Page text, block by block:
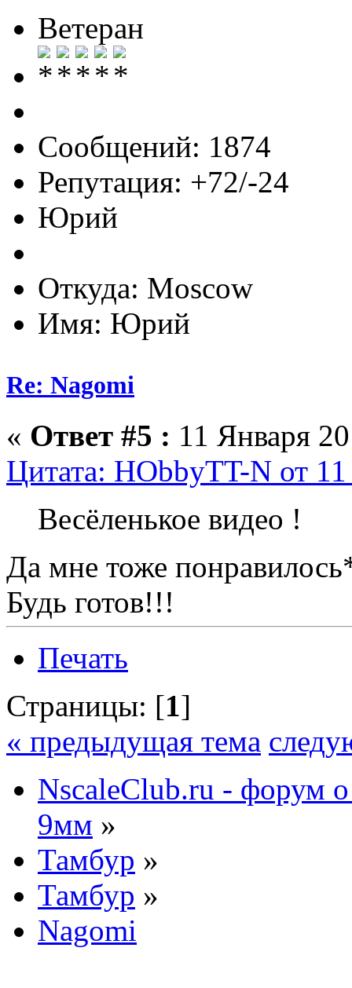
Ветеран
Сообщений: 1874
Репутация: +72/-24
Юрий
Откуда: Moscow
Имя: Юрий
Re: Nagomi
« Ответ #5 : 11 Января
Цитата: HObbyTT-N от
Весёленькое видео !
Да мне тоже
Будь готов!!!
Печать
Страницы: [1]
« предыдущая тема
NscaleClub.ru - форум
9мм »
Тамбур »
Тамбур »
Nagomi